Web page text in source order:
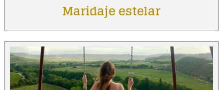
Maridaje estelar